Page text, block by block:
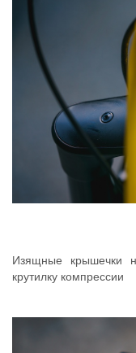
Изящные крышечки
крутилку компрессии